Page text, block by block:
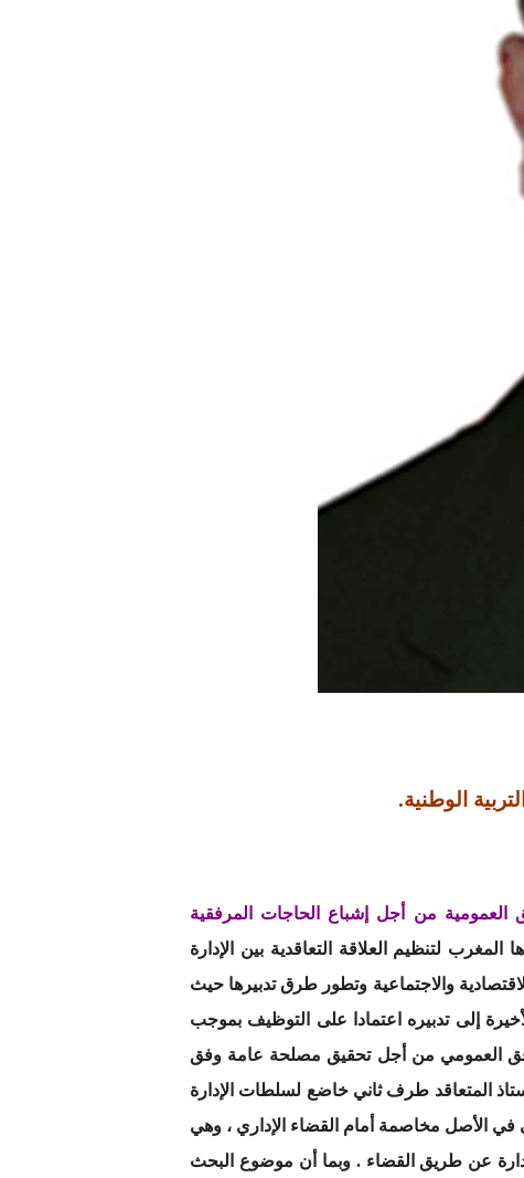
الوطنية.
العمومية من أجل إشباع الحاجات المرفقية
المغرب لتنظيم العلاقة التعاقدية بين الإدارة
والاجتماعية وتطور طرق تدبيرها حيث
إلى تدبيره اعتمادا على التوظيف بموجب
العمومي من أجل تحقيق مصلحة عامة وفق
المتعاقد طرف ثاني خاضع لسلطات الإدارة
هي في الأصل مخاصمة أمام القضاء الإداري ، وهي
عن طريق القضاء . وبما أن موضوع البحث